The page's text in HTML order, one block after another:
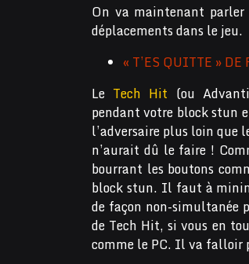
On va maintenant parler
déplacements dans le jeu.
« T’ES QUITTE »
Le Tech Hit (ou
pendant votre block stun
l’adversaire plus loin que
n’aurait dû le faire !
bourrant les boutons
block stun. Il faut à
de façon non-simultanée
de Tech Hit, si vous en
comme le PC. Il va falloir